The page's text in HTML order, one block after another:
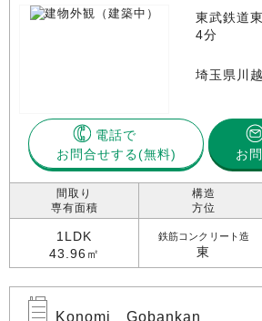
東武鉄道
4分
埼玉県川
電話で
お問合せする
お
間取り
専有面積
1LDK
43.96㎡
構造
方位
鉄筋コンクリート造
東
Konomi Gobankan